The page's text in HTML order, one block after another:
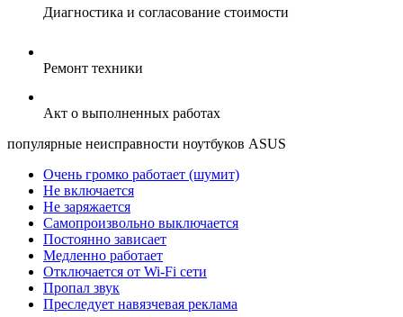
Диагностика и согласование стоимости
Ремонт техники
Акт о выполненных работах
популярные неисправности ноутбуков ASUS
Очень громко работает (шумит)
Не включается
Не заряжается
Самопроизвольно выключается
Постоянно зависает
Медленно работает
Отключается от Wi-Fi сети
Пропал звук
Преследует навязчевая реклама